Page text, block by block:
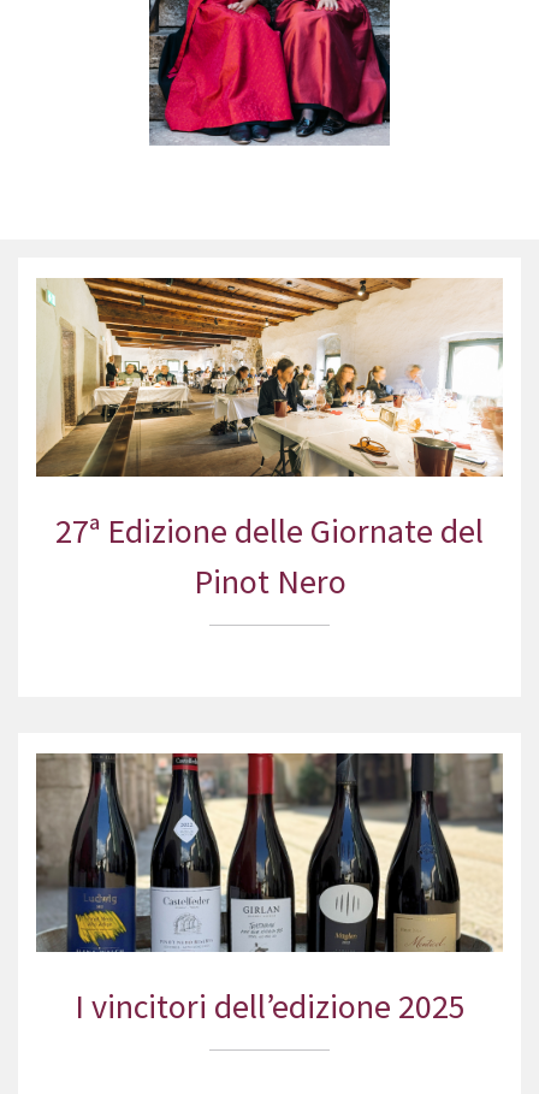
27ª Edizione delle Giornate del
Pinot Nero
I vincitori dell’edizione 2025